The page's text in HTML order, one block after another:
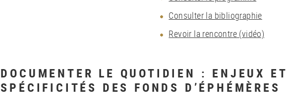
Consulter la bibliographie
Revoir la rencontre (vidéo)
DOCUMENTER LE QUOTIDIEN : ENJEUX ET
SPÉCIFICITÉS DES FONDS D’ÉPHÉMÈRES